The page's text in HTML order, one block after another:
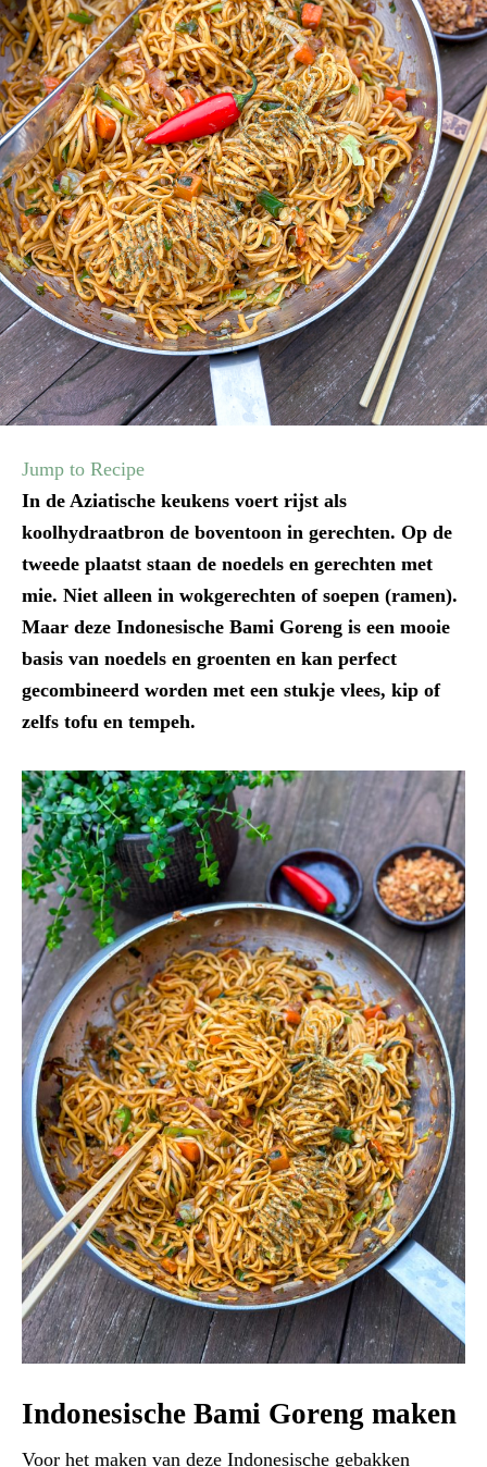
Jump to Recipe
In de Aziatische keukens voert rijst als
koolhydraatbron de boventoon in gerechten. Op de
tweede plaatst staan de noedels en gerechten met
mie. Niet alleen in wokgerechten of soepen (ramen).
Maar deze Indonesische Bami Goreng is een mooie
basis van noedels en groenten en kan perfect
gecombineerd worden met een stukje vlees, kip of
zelfs tofu en tempeh.
Indonesische Bami Goreng maken
Voor het maken van deze Indonesische gebakken